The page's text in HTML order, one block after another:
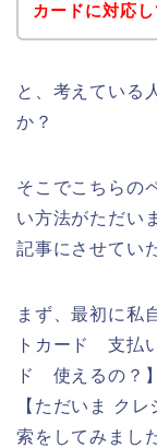
カードに対応
と、考えている
か？
そこでこちらの
い方法がただい
記事にさせてい
まず、最初に私
トカード 支払
ド 使えるの？
【ただいま ク
索をしてみまし